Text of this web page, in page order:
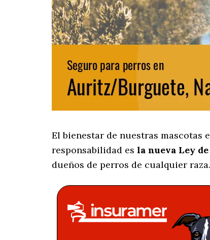
El bienestar de nuestras mascotas
responsabilidad es la nueva Ley
dueños de perros de cualquier raza.